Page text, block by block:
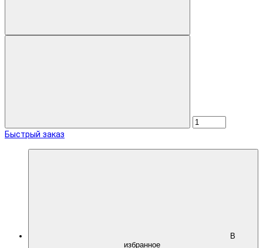
Быстрый заказ
В
избранное